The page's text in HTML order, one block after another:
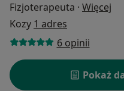
Fizjoterapeuta · Więcej
Kozy 1 adres
6 opinii
Pokaż